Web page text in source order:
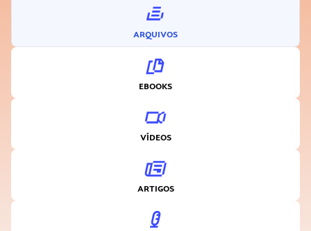
ARQUIVOS
EBOOKS
VÍDEOS
ARTIGOS